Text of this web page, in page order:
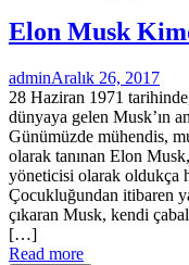
Elon Musk
adminAralık 26, 2017
28 Haziran 1971
dünyaya gelen Musk’ın
Günümüzde mühendis,
olarak tanınan Elon
yöneticisi olarak oldukça
Çocukluğundan itibaren
çıkaran Musk, kendi
[…]
Read more